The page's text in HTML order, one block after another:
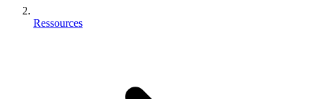
Ressources